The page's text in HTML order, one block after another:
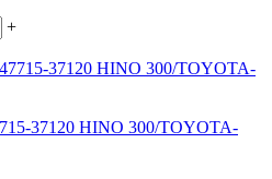
+
37120 HINO 300/TOYOTA-